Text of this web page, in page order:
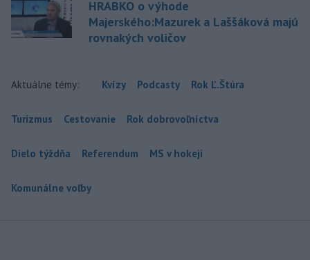
HRABKO o výhode
Majerského:Mazurek a Laššáková majú
rovnakých voličov
Aktuálne témy: Kvízy Podcasty Rok Ľ.Štúra
Turizmus Cestovanie Rok dobrovoľníctva
Dielo týždňa Referendum MS v hokeji
Komunálne voľby